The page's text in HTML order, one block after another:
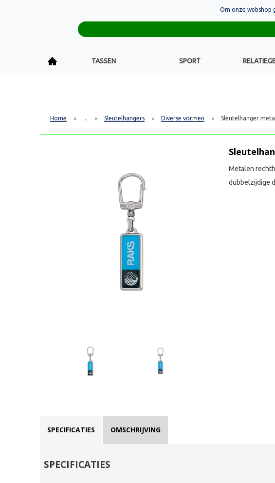
TASSEN SPORT
Home > ... > Sleutelhangers > Diverse vormen > Sleutelhanger
Metalen
dubbelzijdige
SPECIFICATIES OMSCHRIJVING
SPECIFICATIES
Om onze webshop